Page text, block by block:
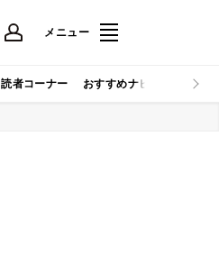
メニュー
読者コーナー おすすめナビ マイナビ